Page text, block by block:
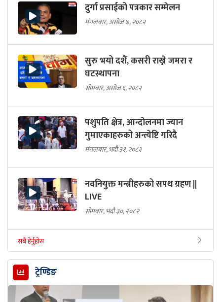
दुर्गा प्रसाईको पत्रकार सम्मेलन
मंगलबार, असोज ७, २०८२
सुरु भयो दशैं, कसरी राख्ने जमरा र
घटस्थापना
सोमबार, असोज ६, २०८२
पशुपति क्षेत्र, आन्दोलनमा ज्यान
गुमाएकाहरुको अन्त्येष्टि गरिदै
मंगलबार, भदौ ३१, २०८२
नवनियुक्त मन्त्रीहरुको सपथ ग्रहण ||
LIVE
सोमबार, भदौ ३०, २०८२
सबै हेर्नुहोस
ट्रेण्डिङ